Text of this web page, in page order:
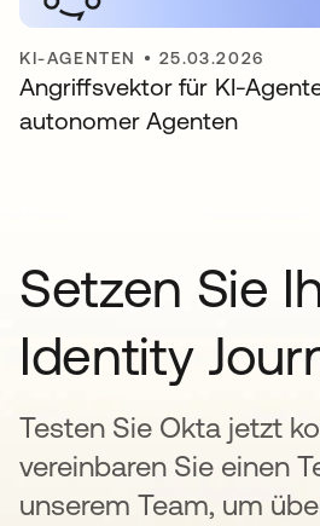
KI-AGENTEN • 25.03.2026
Angriffsvektor für KI-
autonomer Agenten
Setzen Sie
Identity
Testen Sie Okta jetzt
vereinbaren Sie einen
unserem Team, um